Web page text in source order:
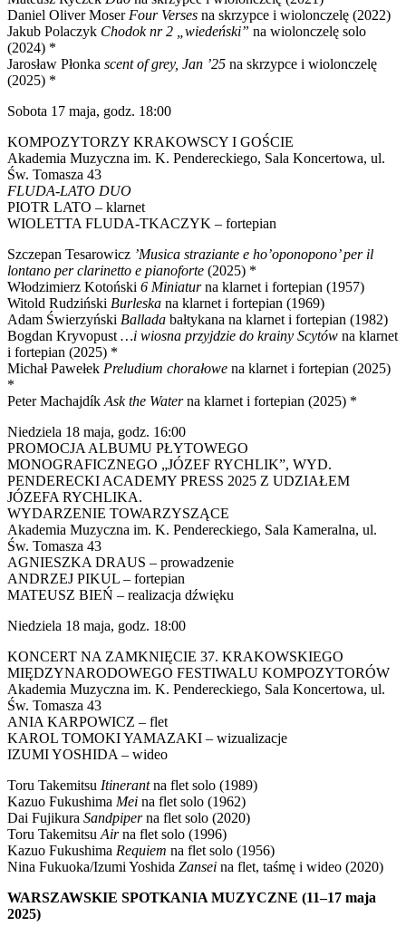
Daniel Oliver Moser Four Verses na skrzypce i wiolonczelę (2022)
Jakub Polaczyk Chodok nr 2 „wiedeński” na wiolonczelę solo
(2024) *
Jarosław Płonka scent of grey, Jan ’25 na skrzypce i wiolonczelę
(2025) *
Sobota 17 maja, godz. 18:00
KOMPOZYTORZY KRAKOWSCY I GOŚCIE
Akademia Muzyczna im. K. Pendereckiego, Sala Koncertowa, ul.
Św. Tomasza 43
FLUDA-LATO DUO
PIOTR LATO – klarnet
WIOLETTA FLUDA-TKACZYK – fortepian
Szczepan Tesarowicz ’Musica straziante e ho’oponopono’ per il
lontano per clarinetto e pianoforte (2025) *
Włodzimierz Kotoński 6 Miniaturna klarnet i fortepian (1957)
Witold Rudziński Burleska na klarnet i fortepian (1969)
Adam Świerzyński Ballada bałtykana na klarnet i fortepian (1982)
Bogdan Kryvopust …i wiosna przyjdzie do krainy Scytów na klarnet
i fortepian (2025) *
Michał Pawełek Preludium chorałowe na klarnet i fortepian (2025)
*
Peter Machajdík Ask the Waterna klarnet i fortepian (2025) *
Niedziela 18 maja, godz. 16:00
PROMOCJA ALBUMU PŁYTOWEGO
MONOGRAFICZNEGO „JÓZEF RYCHLIK”, WYD.
PENDERECKI ACADEMY PRESS 2025 Z UDZIAŁEM
JÓZEFA RYCHLIKA.
WYDARZENIE TOWARZYSZĄCE
Akademia Muzyczna im. K. Pendereckiego, Sala Kameralna, ul.
Św. Tomasza 43
AGNIESZKA DRAUS – prowadzenie
ANDRZEJ PIKUL – fortepian
MATEUSZ BIEŃ – realizacja dźwięku
Niedziela 18 maja, godz. 18:00
KONCERT NA ZAMKNIĘCIE 37. KRAKOWSKIEGO
MIĘDZYNARODOWEGO FESTIWALU KOMPOZYTORÓW
Akademia Muzyczna im. K. Pendereckiego, Sala Koncertowa, ul.
Św. Tomasza 43
ANIA KARPOWICZ – flet
KAROL TOMOKI YAMAZAKI – wizualizacje
IZUMI YOSHIDA – wideo
Toru Takemitsu Itinerantna flet solo (1989)
Kazuo Fukushima Mei na flet solo (1962)
Dai Fujikura Sandpiperna flet solo (2020)
Toru Takemitsu Airna flet solo (1996)
Kazuo Fukushima Requiem na flet solo (1956)
Nina Fukuoka/Izumi Yoshida Zansei na flet, taśmę i wideo (2020)
WARSZAWSKIE SPOTKANIA MUZYCZNE (11–17 maja
2025)